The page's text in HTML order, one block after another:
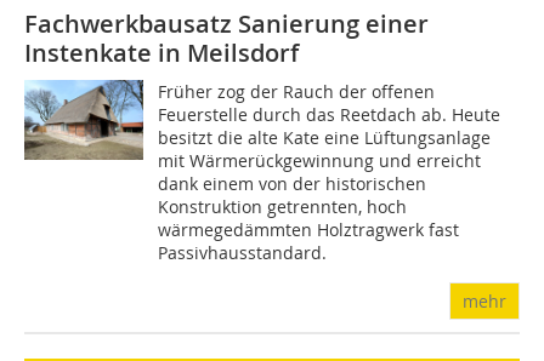
Fachwerkbausatz Sanierung einer
Instenkate in Meilsdorf
Früher zog der Rauch der offenen
Feuerstelle durch das Reetdach ab. Heute
besitzt die alte Kate eine Lüftungsanlage
mit Wärmerückgewinnung und erreicht
dank einem von der historischen
Konstruktion getrennten, hoch
wärmegedämmten Holztragwerk fast
Passivhausstandard.
mehr